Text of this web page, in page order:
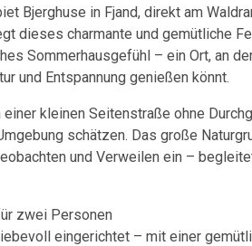
Bjerghuse in Fjand, direkt am
dieses charmante und gemütliche
Sommerhausgefühl – ein Ort, an
und Entspannung genießen könnt.
kleinen Seitenstraße ohne
schätzen. Das große
und Verweilen ein –
zwei Personen
eingerichtet – mit einer